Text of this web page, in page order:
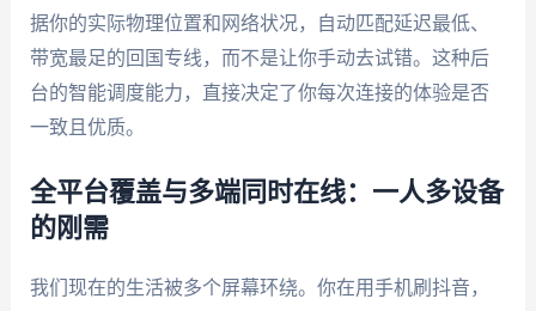
据你的实际物理位置和网络状况，自动匹配延迟最低、
带宽最足的回国专线，而不是让你手动去试错。这种后
台的智能调度能力，直接决定了你每次连接的体验是否
一致且优质。
全平台覆盖与多端同时在线：一人多设备
的刚需
我们现在的生活被多个屏幕环绕。你在用手机刷抖音，